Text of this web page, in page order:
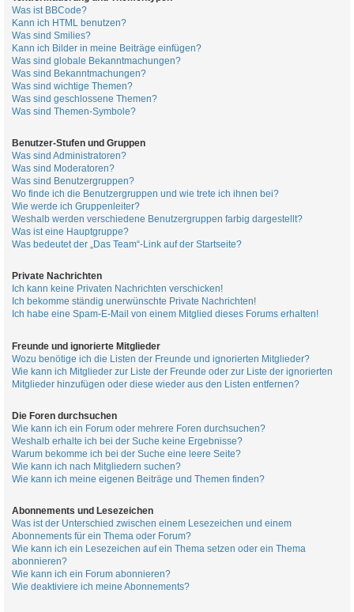
Was ist BBCode?
Kann ich HTML benutzen?
Was sind Smilies?
Kann ich Bilder in meine Beiträge einfügen?
Was sind globale Bekanntmachungen?
Was sind Bekanntmachungen?
Was sind wichtige Themen?
Was sind geschlossene Themen?
Was sind Themen-Symbole?
Benutzer-Stufen und Gruppen
Was sind Administratoren?
Was sind Moderatoren?
Was sind Benutzergruppen?
Wo finde ich die Benutzergruppen und wie trete ich ihnen bei?
Wie werde ich Gruppenleiter?
Weshalb werden verschiedene Benutzergruppen farbig dargestellt?
Was ist eine Hauptgruppe?
Was bedeutet der „Das Team“-Link auf der Startseite?
Private Nachrichten
Ich kann keine Privaten Nachrichten verschicken!
Ich bekomme ständig unerwünschte Private Nachrichten!
Ich habe eine Spam-E-Mail von einem Mitglied dieses Forums erhalten!
Freunde und ignorierte Mitglieder
Wozu benötige ich die Listen der Freunde und ignorierten Mitglieder?
Wie kann ich Mitglieder zur Liste der Freunde oder zur Liste der ignorierten
Mitglieder hinzufügen oder diese wieder aus den Listen entfernen?
Die Foren durchsuchen
Wie kann ich ein Forum oder mehrere Foren durchsuchen?
Weshalb erhalte ich bei der Suche keine Ergebnisse?
Warum bekomme ich bei der Suche eine leere Seite?
Wie kann ich nach Mitgliedern suchen?
Wie kann ich meine eigenen Beiträge und Themen finden?
Abonnements und Lesezeichen
Was ist der Unterschied zwischen einem Lesezeichen und einem
Abonnements für ein Thema oder Forum?
Wie kann ich ein Lesezeichen auf ein Thema setzen oder ein Thema
abonnieren?
Wie kann ich ein Forum abonnieren?
Wie deaktiviere ich meine Abonnements?